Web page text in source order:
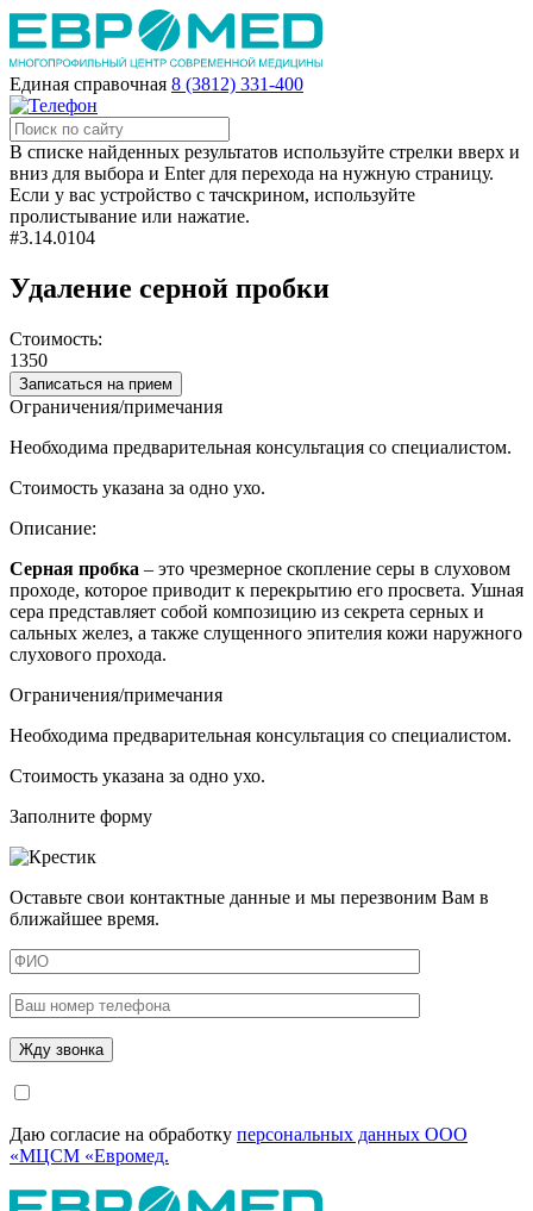
Единая справочная 8 (3812) 331-400
В списке найденных результатов используйте стрелки вверх и
вниз для выбора и Enter для перехода на нужную страницу.
Если у вас устройство с тачскрином, используйте
пролистывание или нажатие.
#3.14.0104
Удаление серной пробки
Стоимость:
1350
Записаться на прием
Ограничения/примечания
Необходима предварительная консультация со специалистом.
Стоимость указана за одно ухо.
Описание:
Серная пробка – это чрезмерное скопление серы в слуховом
проходе, которое приводит к перекрытию его просвета. Ушная
сера представляет собой композицию из секрета серных и
сальных желез, а также слущенного эпителия кожи наружного
слухового прохода.
Ограничения/примечания
Необходима предварительная консультация со специалистом.
Стоимость указана за одно ухо.
Заполните форму
Оставьте свои контактные данные и мы перезвоним Вам в
ближайшее время.
Даю согласие на обработку персональных данных ООО
«МЦСМ «Евромед.